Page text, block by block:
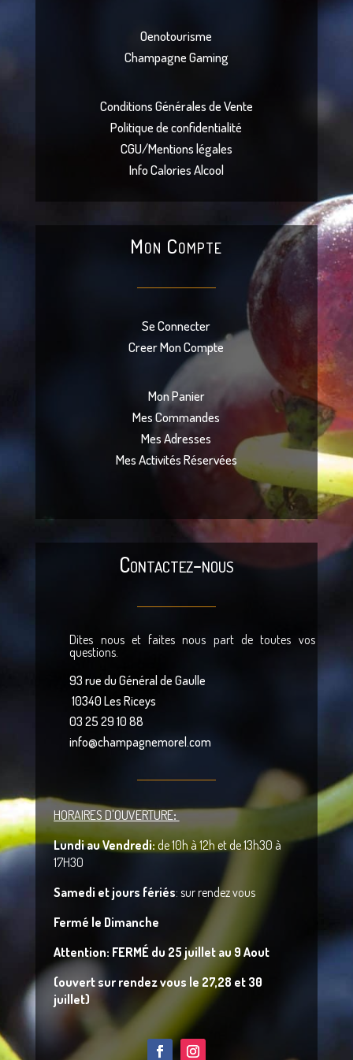
Oenotourisme
Champagne Gaming
Conditions Générales de Vente
Politique de confidentialité
CGU/Mentions légales
Info Calories Alcool
Mon Compte
Se Connecter
Creer Mon Compte
Mon Panier
Mes Commandes
Mes Adresses
Mes Activités Réservées
Contactez-nous
Dites nous et faites nous part de toutes vos
questions.
93 rue du Général de Gaulle
10340 Les Riceys
03 25 29 10 88
info@champagnemorel.com
HORAIRES D'OUVERTURE:
Lundi au Vendredi:de 10h à 12h et de 13h30 à
17H30
Samedi et jours fériés: sur rendez vous
Fermé le Dimanche
Attention: FERMÉ du 25 juillet au 9 Aout
(ouvert sur rendez vous le 27,28 et 30
juillet)